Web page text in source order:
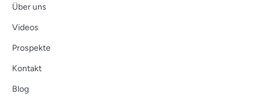
Über uns
Videos
Prospekte
Kontakt
Blog